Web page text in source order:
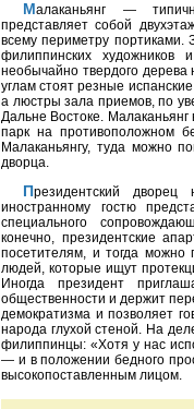
Малаканьянг — типичный памятник испанской архитектуры. Он
представляет собой
всему периметру
филиппинских художников
необычайно твердого
углам стоят резные
а люстры зала приемов, по
Дальне Востоке.
парк на противоположном
Малаканьянгу, туда можно
дворца.
Президентский дворец не закрыт для посетителей — достаточно
иностранному гостю
специального
конечно, президентские
посетителям, и тогда можно
людей, которые ищут
Иногда президент
общественности и держит
демократизма и позволяет
народа глухой стеной. На
филиппинцы: «Хотя у нас
— и в положении бедного
высокопоставленным лицом.